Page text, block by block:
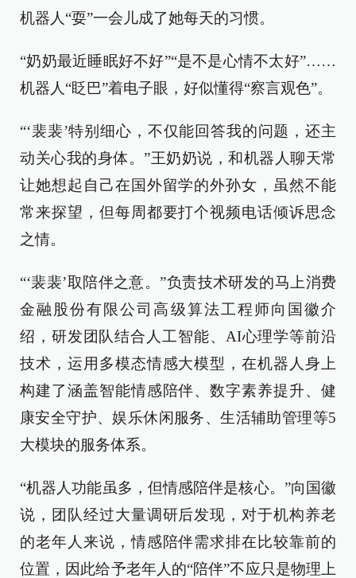
机器人“耍”一会儿成了她每天的习惯。
“奶奶最近睡眠好不好”“是不是心情不太好”……
机器人“眨巴”着电子眼，好似懂得“察言观色”。
“‘裴裴’特别细心，不仅能回答我的问题，还主
动关心我的身体。”王奶奶说，和机器人聊天常
让她想起自己在国外留学的外孙女，虽然不能
常来探望，但每周都要打个视频电话倾诉思念
之情。
“‘裴裴’取陪伴之意。”负责技术研发的马上消费
金融股份有限公司高级算法工程师向国徽介
绍，研发团队结合人工智能、AI心理学等前沿
技术，运用多模态情感大模型，在机器人身上
构建了涵盖智能情感陪伴、数字素养提升、健
康安全守护、娱乐休闲服务、生活辅助管理等5
大模块的服务体系。
“机器人功能虽多，但情感陪伴是核心。”向国徽
说，团队经过大量调研后发现，对于机构养老
的老年人来说，情感陪伴需求排在比较靠前的
位置，因此给予老年人的“陪伴”不应只是物理上